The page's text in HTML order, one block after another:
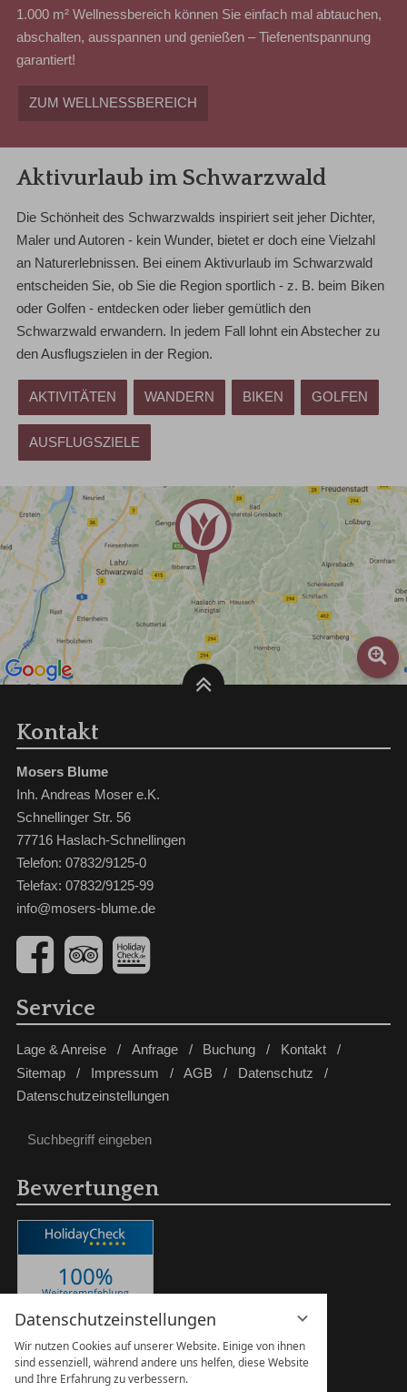
Datenschutzeinstellungen
Wir nutzen Cookies auf unserer Website. Einige von ihnen
sind essenziell, während andere uns helfen, diese Website
und Ihre Erfahrung zu verbessern.
1.000 m² Wellnessbereich können Sie einfach mal abtauchen,
abschalten, ausspannen und genießen – Tiefenentspannung
garantiert!
ZUM WELLNESSBEREICH
Aktivurlaub im Schwarzwald
Die Schönheit des Schwarzwalds inspiriert seit jeher Dichter,
Maler und Autoren - kein Wunder, bietet er doch eine Vielzahl
an Naturerlebnissen. Bei einem Aktivurlaub im Schwarzwald
entscheiden Sie, ob Sie die Region sportlich - z. B. beim Biken
oder Golfen - entdecken oder lieber gemütlich den
Schwarzwald erwandern. In jedem Fall lohnt ein Abstecher zu
den Ausflugszielen in der Region.
AKTIVITÄTEN WANDERN BIKEN GOLFEN
AUSFLUGSZIELE
Kontakt
Mosers Blume
Inh. Andreas Moser e.K.
Schnellinger Str. 56
77716 Haslach-Schnellingen
Telefon: 07832/9125-0
Telefax: 07832/9125-99
info@mosers-blume.de
Service
Lage & Anreise Anfrage Buchung
Kontakt
Sitemap
Impressum AGB
Datenschutz
Datenschutzeinstellungen
Suchbegriff
Bewertungen